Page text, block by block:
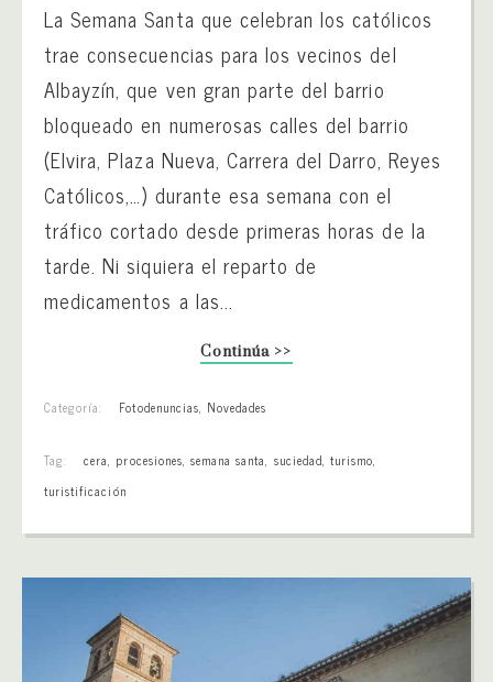
La Semana Santa que celebran los católicos
trae consecuencias para los vecinos del
Albayzín, que ven gran parte del barrio
bloqueado en numerosas calles del barrio
(Elvira, Plaza Nueva, Carrera del Darro, Reyes
Católicos,…) durante esa semana con el
tráfico cortado desde primeras horas de la
tarde. Ni siquiera el reparto de
medicamentos a las...
Continúa >>
Categoría: Fotodenuncias, Novedades
Tag: cera, procesiones, semana santa, suciedad, turismo,
turistificación